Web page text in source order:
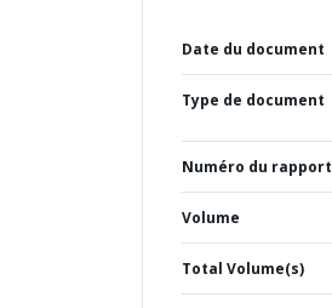
Date du document
Type de document
Numéro du rapport
Volume
Total Volume(s)